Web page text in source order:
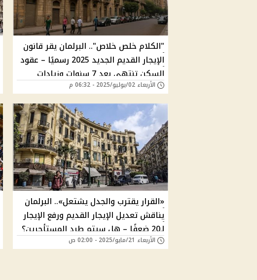
"الكلام خلص خلاص".. البرلمان يقر قانون
الإيجار القديم الجديد 2025 رسميًا – عقود
السكن تنتهي بعد 7 سنوات وزيادات
فورية في الإيجار
الأربعاء 02/يوليو/2025 - 06:32 م
«القرار يقترب والجدل يشتعل».. البرلمان
يناقش تعديل الإيجار القديم ورفع الإيجار
لـ20 ضعفًا – هل سيتم طرد المستأجرين؟
الأربعاء 21/مايو/2025 - 02:00 ص